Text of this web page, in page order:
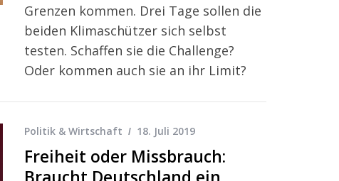
Grenzen kommen. Drei Tage sollen die
beiden Klimaschützer sich selbst
testen. Schaffen sie die Challenge?
Oder kommen auch sie an ihr Limit?
Politik & Wirtschaft 18. Juli 2019
Freiheit oder Missbrauch: